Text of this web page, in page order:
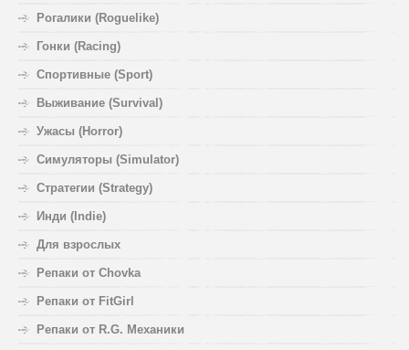
Рогалики (Roguelike)
Гонки (Racing)
Спортивные (Sport)
Выживание (Survival)
Ужасы (Horror)
Симуляторы (Simulator)
Стратегии (Strategy)
Инди (Indie)
Для взрослых
Репаки от Chovka
Репаки от FitGirl
Репаки от R.G. Механики